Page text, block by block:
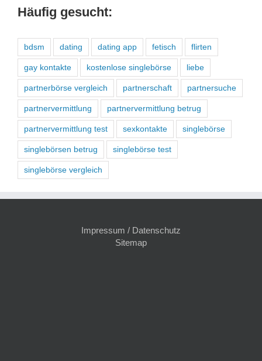
Häufig gesucht:
bdsm dating dating app fetisch flirten
gay kontakte kostenlose singlebörse liebe
partnerbörse vergleich partnerschaft partnersuche
partnervermittlung partnervermittlung betrug
partnervermittlung test sexkontakte singlebörse
singlebörsen betrug singlebörse test
singlebörse vergleich
Impressum / Datenschutz
Sitemap